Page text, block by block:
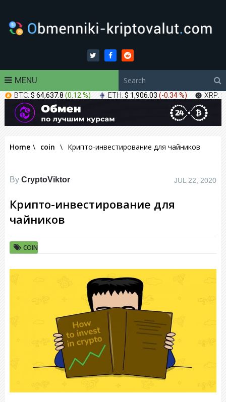
MENU
BTC: $ 64,637.8 (0.12 %) ETH: $ 1,906.03 (-0.34 %) XRP:
Home \ coin \ Крипто-инвестирование для чайников
By CryptoViktor JUL 22, 2020
Крипто-инвестирование для
чайников
COIN